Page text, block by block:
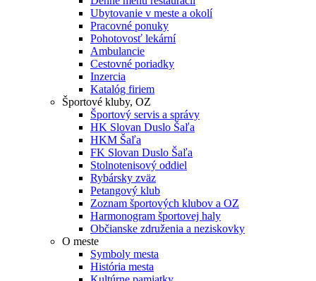
Ubytovanie v meste a okolí
Pracovné ponuky
Pohotovosť lekární
Ambulancie
Cestovné poriadky
Inzercia
Katalóg firiem
Športové kluby, OZ
Športový servis a správy
HK Slovan Duslo Šaľa
HKM Šaľa
FK Slovan Duslo Šaľa
Stolnotenisový oddiel
Rybársky zväz
Petangový klub
Zoznam športových klubov a OZ
Harmonogram športovej haly
Občianske združenia a neziskovky
O meste
Symboly mesta
História mesta